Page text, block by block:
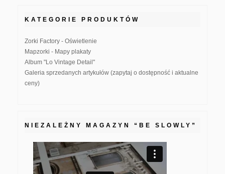
KATEGORIE PRODUKTÓW
Zorki Factory - Oświetlenie
Mapzorki - Mapy plakaty
Album "Lo Vintage Detail"
Galeria sprzedanych artykułów (zapytaj o dostępność i aktualne
ceny)
NIEZALEŻNY MAGAZYN “BE SLOWLY”